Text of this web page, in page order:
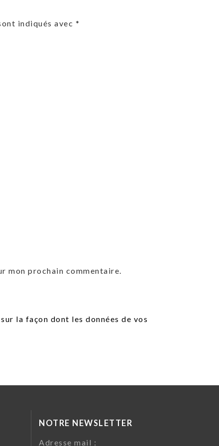
indiqués avec *
mon prochain commentaire.
la façon dont les données de vos
NOTRE NEWSLETTER
Adresse mail :